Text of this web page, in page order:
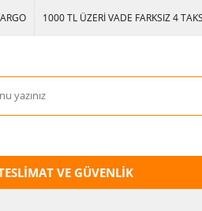
1000 TL ÜZERİ VADE FARKSIZ 4
VE GÜVENLİK